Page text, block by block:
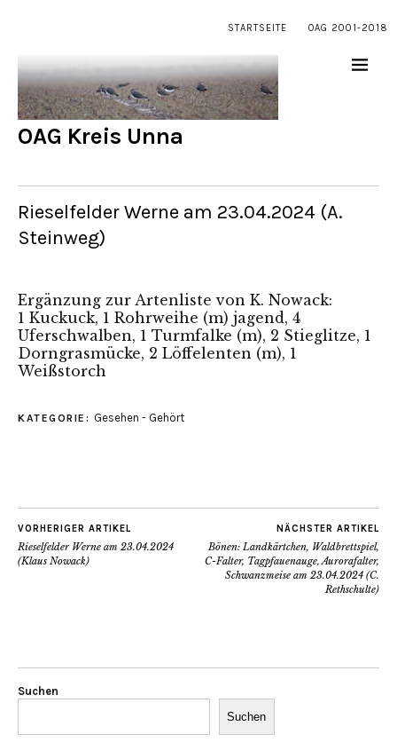
STARTSEITE OAG 2001-2018
OAG Kreis Unna
Rieselfelder Werne am 23.04.2024 (A.
Steinweg)
Ergänzung zur Artenliste von K. Nowack:
1 Kuckuck, 1 Rohrweihe (m) jagend, 4
Uferschwalben, 1 Turmfalke (m), 2 Stieglitze, 1
Dorngrasmücke, 2 Löffelenten (m), 1
Weißstorch
KATEGORIE: Gesehen - Gehört
VORHERIGER ARTIKEL
Rieselfelder Werne am 23.04.2024
(Klaus Nowack)
NÄCHSTER ARTIKEL
Bönen: Landkärtchen, Waldbrettspiel,
C-Falter, Tagpfauenauge, Aurorafalter,
Schwanzmeise am 23.04.2024 (C.
Rethschulte)
Suchen
Suchen